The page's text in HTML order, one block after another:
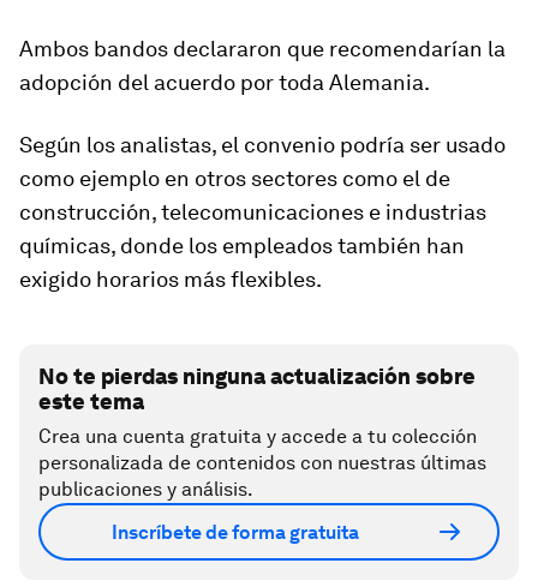
Ambos bandos declararon que recomendarían la
adopción del acuerdo por toda Alemania.
Según los analistas, el convenio podría ser usado
como ejemplo en otros sectores como el de
construcción, telecomunicaciones e industrias
químicas, donde los empleados también han
exigido horarios más flexibles.
No te pierdas ninguna actualización sobre
este tema
Crea una cuenta gratuita y accede a tu colección
personalizada de contenidos con nuestras últimas
publicaciones y análisis.
Inscríbete de forma gratuita